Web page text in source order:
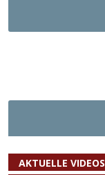
AKTUELLE VIDEOS